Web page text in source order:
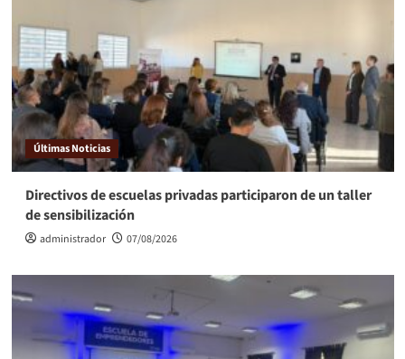
Últimas Noticias
Directivos de escuelas privadas participaron de un taller
de sensibilización
administrador 07/08/2026